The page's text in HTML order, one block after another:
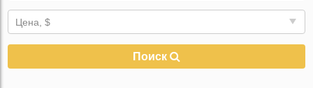
Цена, $
Поиск